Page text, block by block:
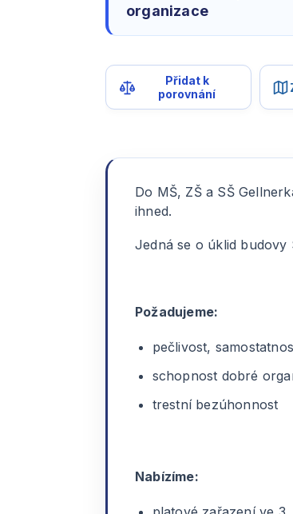
organizace
Přidat k
porovnání
Do MŠ, ZŠ a SŠ
ihned.
Jedná se o úklid budovy
Požadujeme:
pečlivost,
schopnost dobré
trestní bezúhonnost
Nabízíme: